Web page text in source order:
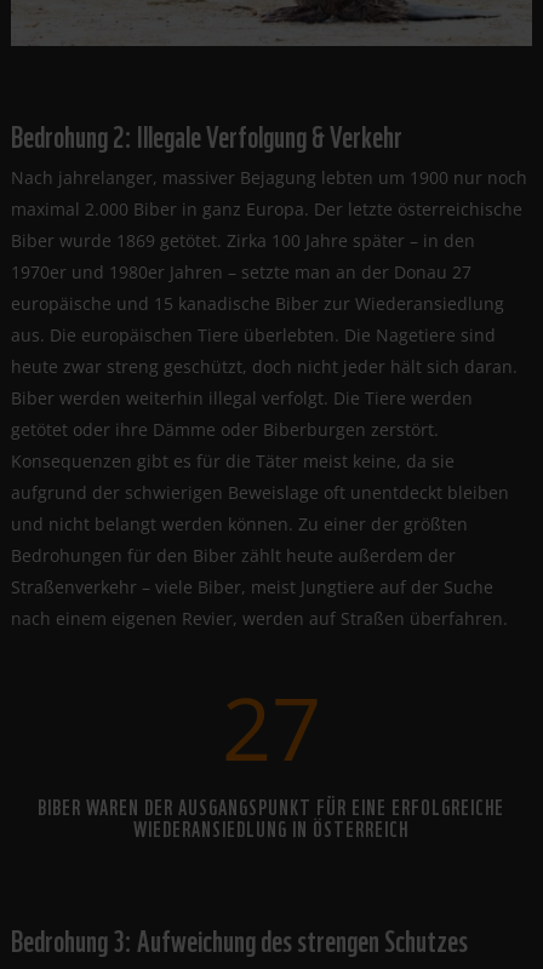
Bedrohung 2: Illegale Verfolgung & Verkehr
Nach jahrelanger, massiver Bejagung lebten um 1900 nur noch
maximal 2.000 Biber in ganz Europa. Der letzte österreichische
Biber wurde 1869 getötet. Zirka 100 Jahre später – in den
1970er und 1980er Jahren – setzte man an der Donau 27
europäische und 15 kanadische Biber zur Wiederansiedlung
aus. Die europäischen Tiere überlebten. Die Nagetiere sind
heute zwar streng geschützt, doch nicht jeder hält sich daran.
Biber werden weiterhin illegal verfolgt. Die Tiere werden
getötet oder ihre Dämme oder Biberburgen zerstört.
Konsequenzen gibt es für die Täter meist keine, da sie
aufgrund der schwierigen Beweislage oft unentdeckt bleiben
und nicht belangt werden können. Zu einer der größten
Bedrohungen für den Biber zählt heute außerdem der
Straßenverkehr – viele Biber, meist Jungtiere auf der Suche
nach einem eigenen Revier, werden auf Straßen überfahren.
27
BIBER WAREN DER AUSGANGSPUNKT FÜR EINE ERFOLGREICHE
WIEDERANSIEDLUNG IN ÖSTERREICH
Bedrohung 3: Aufweichung des strengen Schutzes